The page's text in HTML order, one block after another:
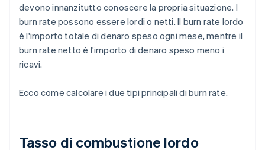
devono innanzitutto conoscere la propria situazione. I
burn rate possono essere lordi o netti. Il burn rate lordo
è l'importo totale di denaro speso ogni mese, mentre il
burn rate netto è l'importo di denaro speso meno i
ricavi.
Ecco come calcolare i due tipi principali di burn rate.
Tasso di combustione lordo